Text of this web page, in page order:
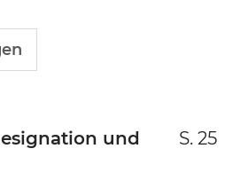
und
S. 25